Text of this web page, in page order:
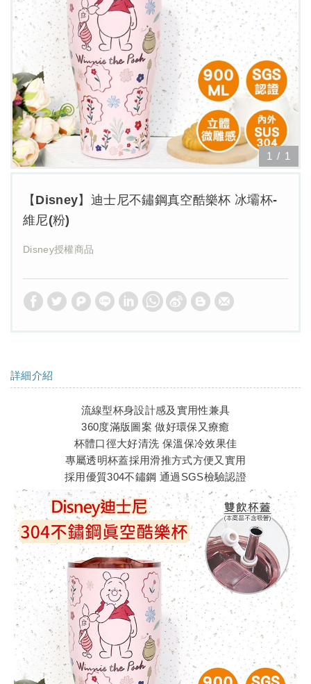
【Disney】迪士尼不鏽鋼真空酷樂杯 冰壩杯-
維尼(粉)
Disney授權商品
1 / 1
詳細介紹
流線型杯身設計感及實用性兼具
360度滿版圖案 做好環保又療癒
杯體口徑大好清洗 保溫保冷效果佳
專屬透明杯蓋採用滑推方式方便又實用
採用優質304不鏽鋼 通過SGS檢驗認證